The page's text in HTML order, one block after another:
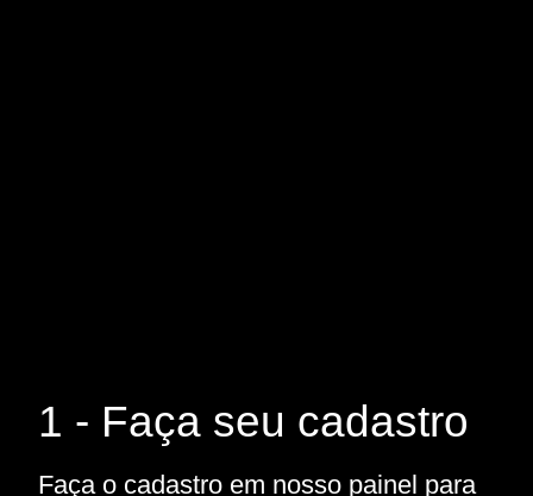
1 - Faça seu cadastro
Faça o cadastro em nosso painel para